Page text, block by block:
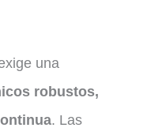
una
robustos,
. Las